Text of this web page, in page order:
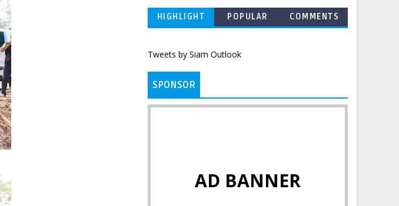
HIGHLIGHT POPULAR COMMENTS
Tweets by Siam Outlook
SPONSOR
AD BANNER